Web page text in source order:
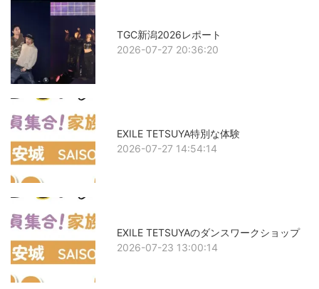
TGC新潟2026レポート
2026-07-27 20:36:20
EXILE TETSUYA特別な体験
2026-07-27 14:54:14
EXILE TETSUYAのダンスワークショップ
2026-07-23 13:00:14